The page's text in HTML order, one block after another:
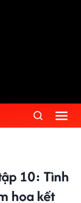
10: Tình
hoa kết